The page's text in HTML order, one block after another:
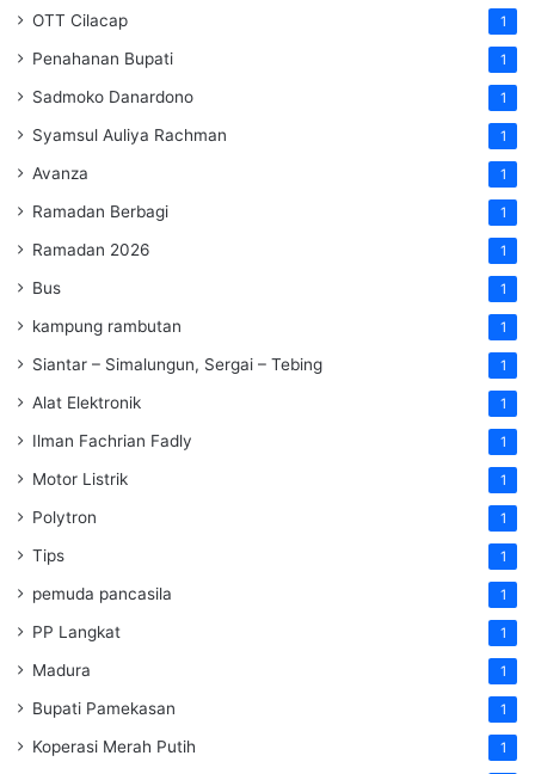
OTT Cilacap 1
Penahanan Bupati 1
Sadmoko Danardono 1
Syamsul Auliya Rachman 1
Avanza 1
Ramadan Berbagi 1
Ramadan 2026 1
Bus 1
kampung rambutan 1
Siantar – Simalungun, Sergai – Tebing 1
Alat Elektronik 1
Ilman Fachrian Fadly 1
Motor Listrik 1
Polytron 1
Tips 1
pemuda pancasila 1
PP Langkat 1
Madura 1
Bupati Pamekasan 1
Koperasi Merah Putih 1